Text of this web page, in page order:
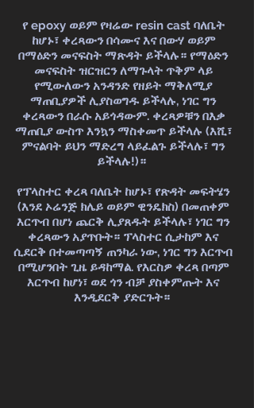
የ epoxy ወይም የዛሬው resin cast ባለቤት
ከሆኑ፣ ቀረጻውን በሳሙና እና በውሃ ወይም
በማዕድን መናፍስት ማጽዳት ይችላሉ። የማዕድን
መናፍስት ዝርዝርን ለማጉላት ጥቅም ላይ
የሚውለውን አንዳንድ የዘይት ማቅለሚያ
ማጠቢያዎች ሊያስወግዱ ይችላሉ, ነገር ግን
ቀረጻውን በራሱ አይጎዳውም. ቀረጻዎቹን በእቃ
ማጠቢያ ውስጥ እንኳን ማስቀመጥ ይችላሉ (እሺ፣
ምናልባት ይህን ማድረግ ላይፈልጉ ይችላሉ፣ ግን
ይችላሉ!)።
የፕላስተር ቀረጻ ባለቤት ከሆኑ፣ የጽዳት መፍትሄን
(እንደ ኦሬንጅ ክሌይ ወይም ዊንዴክስ) በመጠቀም
እርጥብ በሆነ ጨርቅ ሊያጸዱት ይችላሉ፣ ነገር ግን
ቀረጻውን አያጥቡት። ፕላስተር ሲታከም እና
ሲደርቅ በተመጣጣኝ ጠንካራ ነው, ነገር ግን እርጥብ
በሚሆንበት ጊዜ ይዳከማል. የእርስዎ ቀረጻ በጣም
እርጥብ ከሆነ፣ ወደ ጎን ብቻ ያስቀምጡት እና
እንዲደርቅ ያድርጉት።